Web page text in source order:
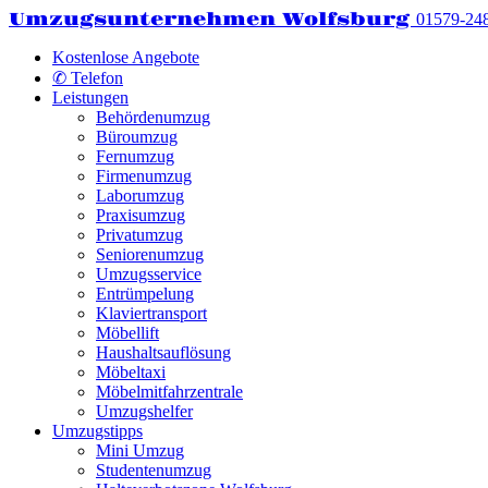
Umzugsunternehmen Wolfsburg 01579-
Kostenlose Angebote
✆ Telefon
Leistungen
Behördenumzug
Büroumzug
Fernumzug
Firmenumzug
Laborumzug
Praxisumzug
Privatumzug
Seniorenumzug
Umzugsservice
Entrümpelung
Klaviertransport
Möbellift
Haushaltsauflösung
Möbeltaxi
Möbelmitfahrzentrale
Umzugshelfer
Umzugstipps
Mini Umzug
Studentenumzug